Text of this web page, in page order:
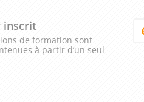
inscrit
de formation sont
à partir d’un seul